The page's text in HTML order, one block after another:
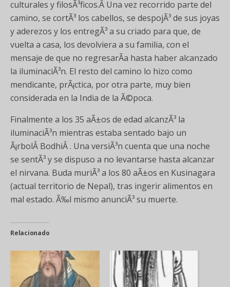
culturales y filosÃ³ficos.Â Una vez recorrido parte del
camino, se cortÃ³ los cabellos, se despojÃ³ de sus joyas
y aderezos y los entregÃ³ a su criado para que, de
vuelta a casa, los devolviera a su familia, con el
mensaje de que no regresarÃ­a hasta haber alcanzado
la iluminaciÃ³n. El resto del camino lo hizo como
mendicante, prÃ¡ctica, por otra parte, muy bien
considerada en la India de la Ã©poca.
Finalmente a los 35 aÃ±os de edad alcanzÃ³ la
iluminaciÃ³n mientras estaba sentado bajo un
Ã¡rbolÂ BodhiÂ . Una versiÃ³n cuenta que una noche
se sentÃ³ y se dispuso a no levantarse hasta alcanzar
el nirvana. Buda muriÃ³ a los 80 aÃ±os en Kusinagara
(actual territorio de Nepal), tras ingerir alimentos en
mal estado. Ã‰l mismo anunciÃ³ su muerte.
Relacionado